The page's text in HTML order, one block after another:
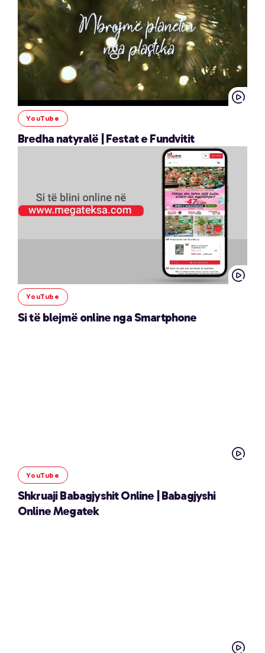
YouTube
Bredha natyralë | Festat e Fundvitit
YouTube
Si të blejmë online nga Smartphone
YouTube
Shkruaji Babagjyshit Online | Babagjyshi
Online Megatek